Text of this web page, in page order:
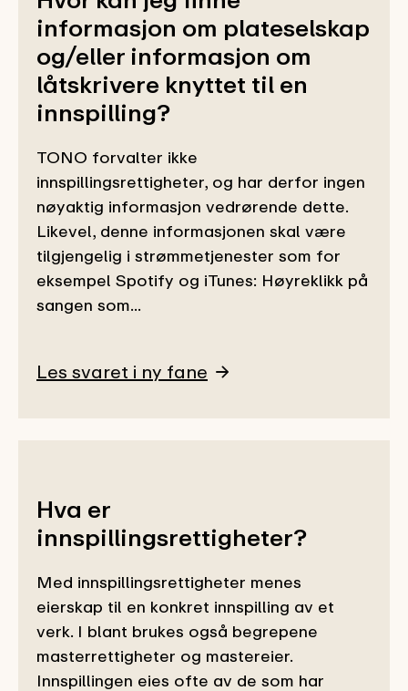
informasjon om plateselskap
og/eller informasjon om
låtskrivere knyttet til en
innspilling?
TONO forvalter ikke
innspillingsrettigheter, og har derfor ingen
nøyaktig informasjon vedrørende dette.
Likevel, denne informasjonen skal være
tilgjengelig i strømmetjenester som for
eksempel Spotify og iTunes: Høyreklikk på
sangen som...
Les svaret i ny fane
Hva er
innspillingsrettigheter?
Med innspillingsrettigheter menes
eierskap til en konkret innspilling av et
verk. I blant brukes også begrepene
masterrettigheter og mastereier.
Innspillingen eies ofte av de som har